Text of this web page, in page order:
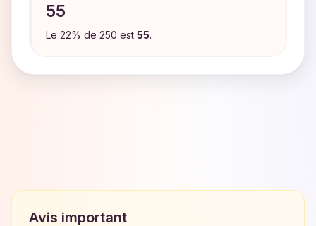
55
Le 22% de 250 est 55.
Avis important